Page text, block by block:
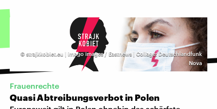
© strajkkobiet.eu | imago images / Eastnews | Collage: Deutschlandfunk
Nova
Frauenrechte
Quasi Abtreibungsverbot in Polen